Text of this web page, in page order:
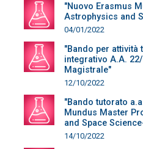
"Nuovo Erasmus
Astrophysics and
04/01/2022
"Bando per
integrativo A.A.
Magistrale"
12/10/2022
"Bando tutorato
Mundus Master
and Space
14/10/2022